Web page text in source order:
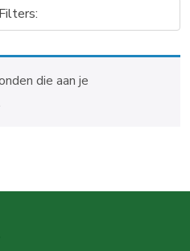
Filters:
die aan je